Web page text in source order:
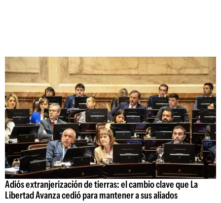
Adiós extranjerización de tierras: el cambio clave que La
Libertad Avanza cedió para mantener a sus aliados